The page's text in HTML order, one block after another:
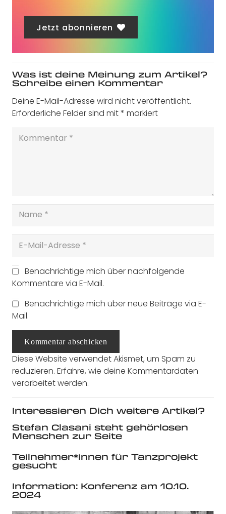
Jetzt abonnieren
Was ist deine Meinung zum Artikel?
Schreibe einen Kommentar
Deine E-Mail-Adresse wird nicht veröffentlicht.
Erforderliche Felder sind mit* markiert
Benachrichtige mich über nachfolgende
Kommentare via E-Mail.
Benachrichtige mich über neue Beiträge via E-
Mail.
Kommentar abschicken
Diese Website verwendet Akismet, um Spam zu
reduzieren. Erfahre, wie deine Kommentardaten
verarbeitet werden.
Interessieren Dich weitere Artikel?
Stefan Clasani steht gehörlosen
Menschen zur Seite
Teilnehmer*innen für Tanzprojekt
gesucht
Information: Konferenz am 10.10.
2024